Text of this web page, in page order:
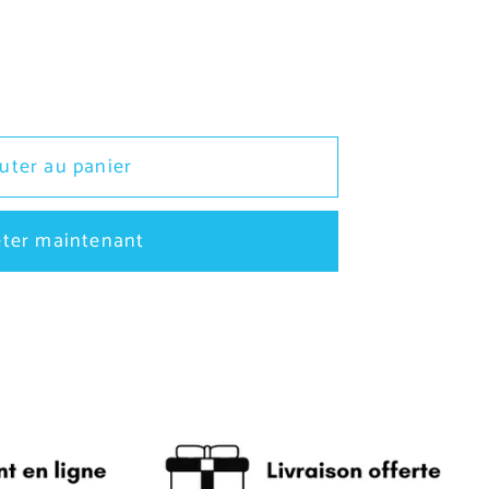
au panier
maintenant